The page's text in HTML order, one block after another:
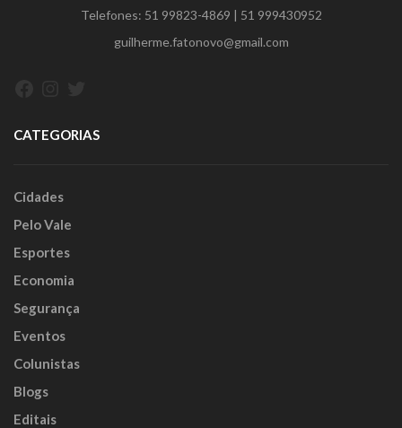
Telefones: 51 99823-4869 | 51 999430952
guilherme.fatonovo@gmail.com
CATEGORIAS
Cidades
Pelo Vale
Esportes
Economia
Segurança
Eventos
Colunistas
Blogs
Editais